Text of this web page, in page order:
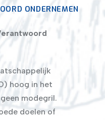
ONDERNEMEN
hoog in het
modegril.
doelen of